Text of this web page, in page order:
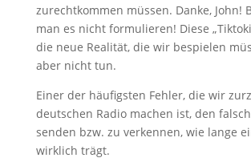
zurechtkommen müssen. Danke, John!
man es nicht formulieren! Diese
die neue Realität, die wir bespielen
aber nicht tun.
Einer der häufigsten Fehler, die wir
deutschen Radio machen ist, den
senden bzw. zu verkennen, wie lange
wirklich trägt.